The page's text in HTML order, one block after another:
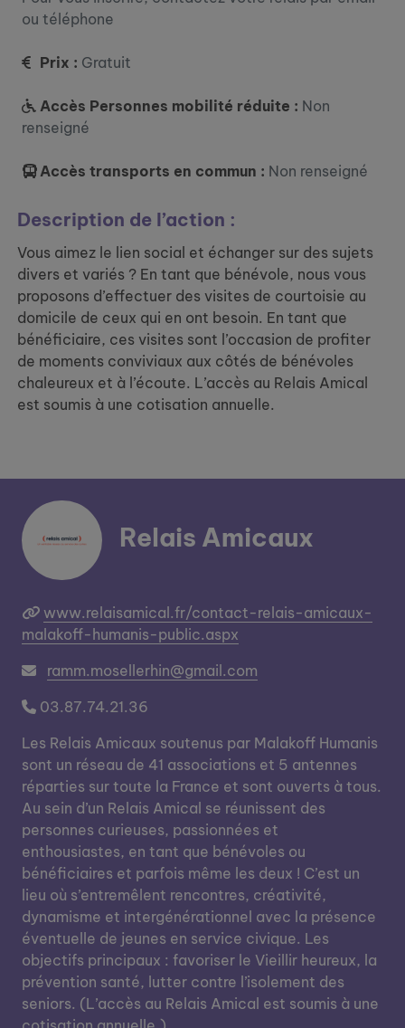
ou téléphone
Prix : Gratuit
Accès Personnes mobilité réduite : Non
renseigné
Accès transports en commun : Non renseigné
Description de l’action :
Vous aimez le lien social et échanger sur des sujets
divers et variés ? En tant que bénévole, nous vous
proposons d’effectuer des visites de courtoisie au
domicile de ceux qui en ont besoin. En tant que
bénéficiaire, ces visites sont l’occasion de profiter
de moments conviviaux aux côtés de bénévoles
chaleureux et à l’écoute. L’accès au Relais Amical
est soumis à une cotisation annuelle.
Relais Amicaux
www.relaisamical.fr/contact-relais-amicaux-
malakoff-humanis-public.aspx
ramm.mosellerhin@gmail.com
03.87.74.21.36
Les Relais Amicaux soutenus par Malakoff Humanis
sont un réseau de 41 associations et 5 antennes
réparties sur toute la France et sont ouverts à tous.
Au sein d’un Relais Amical se réunissent des
personnes curieuses, passionnées et
enthousiastes, en tant que bénévoles ou
bénéficiaires et parfois même les deux ! C’est un
lieu où s’entremêlent rencontres, créativité,
dynamisme et intergénérationnel avec la présence
éventuelle de jeunes en service civique. Les
objectifs principaux : favoriser le Vieillir heureux, la
prévention santé, lutter contre l’isolement des
seniors. (L’accès au Relais Amical est soumis à une